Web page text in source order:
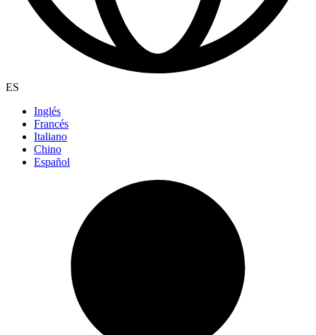
ES
Inglés
Francés
Italiano
Chino
Español